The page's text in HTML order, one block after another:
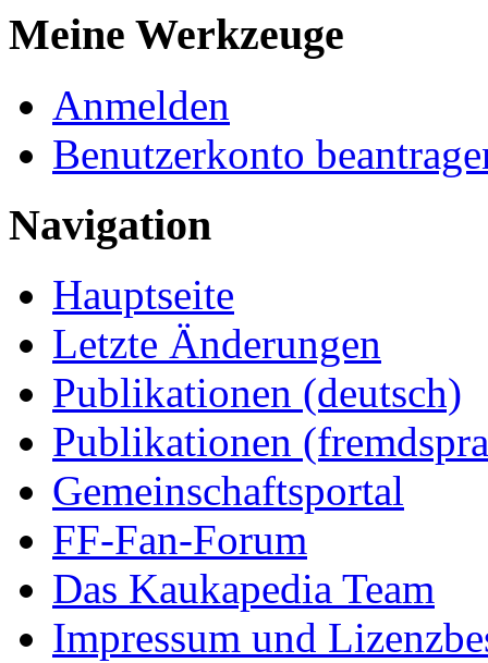
Meine Werkzeuge
Anmelden
Benutzerkonto
Navigation
Hauptseite
Letzte Änderungen
Publikationen (deutsch)
Publikationen
Gemeinschaftsportal
FF-Fan-Forum
Das Kaukapedia Team
Impressum und